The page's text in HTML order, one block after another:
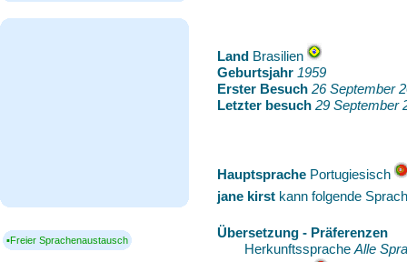
▪Freier Sprachenaustausch
Land ‎Brasilien
Geburtsjahr 1959
Erster Besuch 26 September
Letzter besuch 29 September
Hauptsprache ‎Portugiesisch
jane kirst kann folgende
Übersetzung - Präferenzen
Herkunftssprache Alle